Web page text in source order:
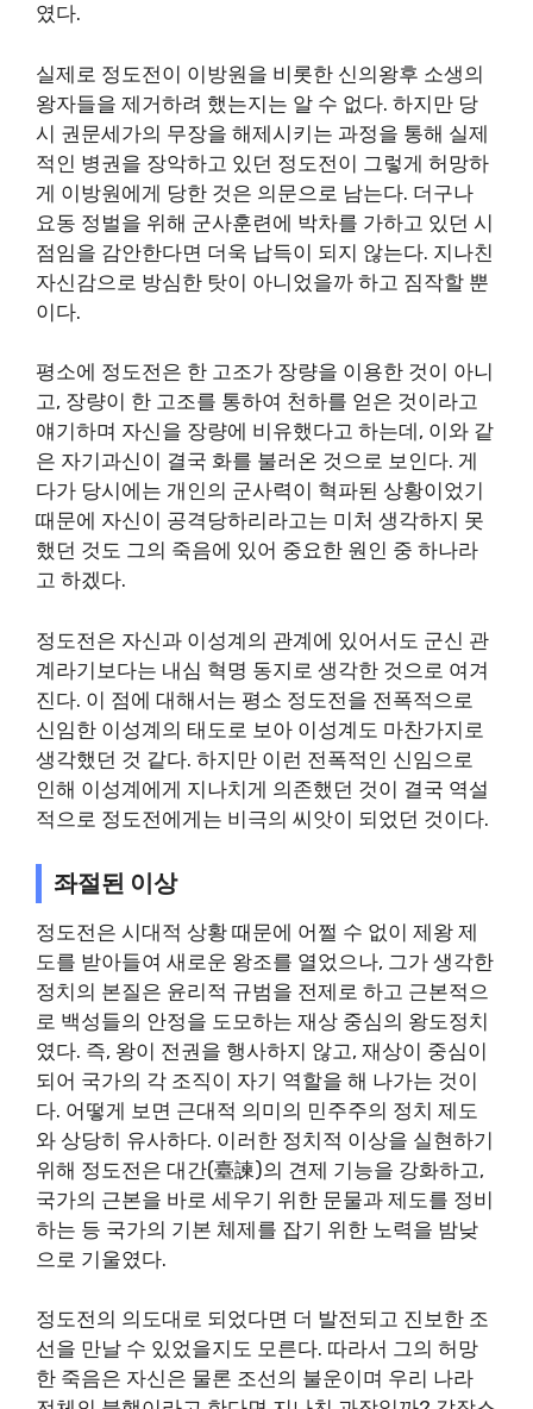
였다.
실제로 정도전이 이방원을 비롯한 신의왕후 소생의
왕자들을 제거하려 했는지는 알 수 없다. 하지만 당
시 권문세가의 무장을 해제시키는 과정을 통해 실제
적인 병권을 장악하고 있던 정도전이 그렇게 허망하
게 이방원에게 당한 것은 의문으로 남는다. 더구나
요동 정벌을 위해 군사훈련에 박차를 가하고 있던 시
점임을 감안한다면 더욱 납득이 되지 않는다. 지나친
자신감으로 방심한 탓이 아니었을까 하고 짐작할 뿐
이다.
평소에 정도전은 한 고조가 장량을 이용한 것이 아니
고, 장량이 한 고조를 통하여 천하를 얻은 것이라고
얘기하며 자신을 장량에 비유했다고 하는데, 이와 같
은 자기과신이 결국 화를 불러온 것으로 보인다. 게
다가 당시에는 개인의 군사력이 혁파된 상황이었기
때문에 자신이 공격당하리라고는 미처 생각하지 못
했던 것도 그의 죽음에 있어 중요한 원인 중 하나라
고 하겠다.
정도전은 자신과 이성계의 관계에 있어서도 군신 관
계라기보다는 내심 혁명 동지로 생각한 것으로 여겨
진다. 이 점에 대해서는 평소 정도전을 전폭적으로
신임한 이성계의 태도로 보아 이성계도 마찬가지로
생각했던 것 같다. 하지만 이런 전폭적인 신임으로
인해 이성계에게 지나치게 의존했던 것이 결국 역설
적으로 정도전에게는 비극의 씨앗이 되었던 것이다.
좌절된 이상
정도전은 시대적 상황 때문에 어쩔 수 없이 제왕 제
도를 받아들여 새로운 왕조를 열었으나, 그가 생각한
정치의 본질은 윤리적 규범을 전제로 하고 근본적으
로 백성들의 안정을 도모하는 재상 중심의 왕도정치
였다. 즉, 왕이 전권을 행사하지 않고, 재상이 중심이
되어 국가의 각 조직이 자기 역할을 해 나가는 것이
다. 어떻게 보면 근대적 의미의 민주주의 정치 제도
와 상당히 유사하다. 이러한 정치적 이상을 실현하기
위해 정도전은 대간(臺諫)의 견제 기능을 강화하고,
국가의 근본을 바로 세우기 위한 문물과 제도를 정비
하는 등 국가의 기본 체제를 잡기 위한 노력을 밤낮
으로 기울였다.
정도전의 의도대로 되었다면 더 발전되고 진보한 조
선을 만날 수 있었을지도 모른다. 따라서 그의 허망
한 죽음은 자신은 물론 조선의 불운이며 우리 나라